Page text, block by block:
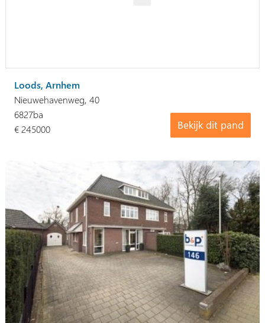
Loods, Arnhem
Nieuwehavenweg, 40
Bekijk dit pand
6827ba
€ 245000